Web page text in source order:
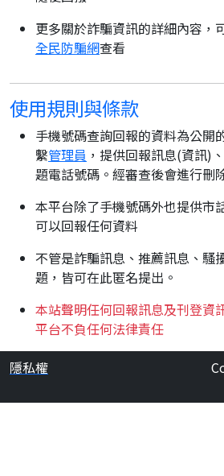
更多關於詐騙資訊的詳細內容，
全民防騙網查看
使用規則與條款
手機號碼查詢回報的資料為公開
繫管理員 ，提供回報訊息(資訊)
題電話號碼。經審查後會進行刪
本平台除了手機號碼外也提供市
可以回報任何資料
不管是詐騙訊息、推薦訊息、騷
題，皆可在此匿名提出。
本站聲明任何回報訊息及刊登資
平台不負任何法律責任
隱私權